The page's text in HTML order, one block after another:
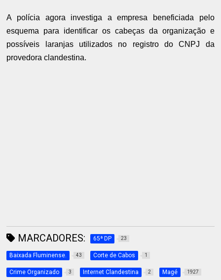
A polícia agora investiga a empresa beneficiada pelo
esquema para identificar os cabeças da organização e
possíveis laranjas utilizados no registro do CNPJ da
provedora clandestina.
MARCADORES: 65ª DP 23
Baixada Fluminense. 43 Corte de Cabos 1
Crime Organizado 3 Internet Clandestina 2 Magé 1927